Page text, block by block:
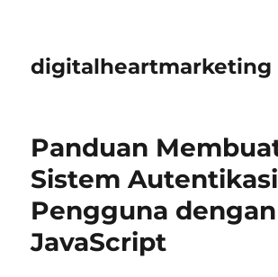
digitalheartmarketing
Panduan
Sistem Autentikasi
Pengguna dengan
JavaScript